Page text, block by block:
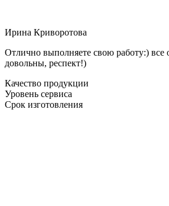
Ирина Криворотова
Отлично выполняете свою работу:) все
довольны, респект!)
Качество продукции
Уровень сервиса
Срок изготовления